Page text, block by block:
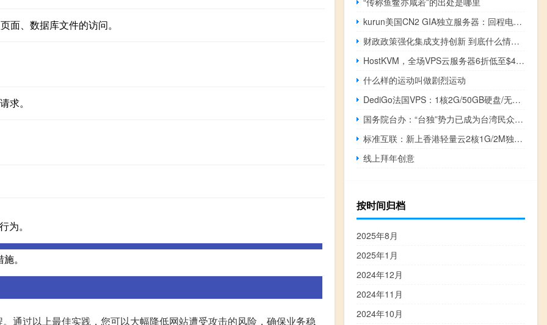
面、数据库文件的访问。
求。
为。
。
通过以上最佳实践，您可以大幅降低网站遭受攻击的风险，确保业务稳
kurun美国CN2 GIA独立服务器：回程电信GIA和联通9929，50美元/月，支持支付宝/Paypal
财政政策强化集成支持创新 到底什么情况嘞
HostKVM，全场VPS云服务器6折低至$4.2/月，澳大利亚特价VPS云服务器，KVM虚拟/100Mbps带宽
什么样的运动叫做剧烈运动
DediGo法国VPS：1核2G/50GB硬盘/无限流量/400Mbps/2.99欧元/月，48小时无条件退款
国务院台办：“台独”势力已成为台湾民众和平安宁生活的最大破坏者
标准互联：新上香港轻量云2核1G/2M独享/80G SSD/268元/年，GPU服务器/裸金属/负载均衡/云数据库/高防IP/WAF防火墙特价促销中
线上拜年创意
按时间归档
2025年8月
2025年1月
2024年12月
2024年11月
2024年10月